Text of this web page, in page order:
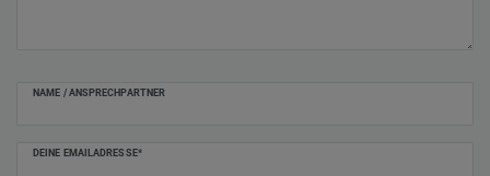
NAME / ANSPRECHPARTNER
DEINE EMAILADRESSE*